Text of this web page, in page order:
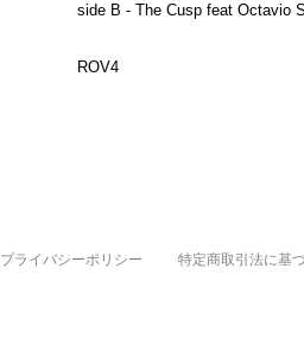
side B - The Cusp feat Octavio
ROV4
プライバシーポリシー 特定商取引法に基